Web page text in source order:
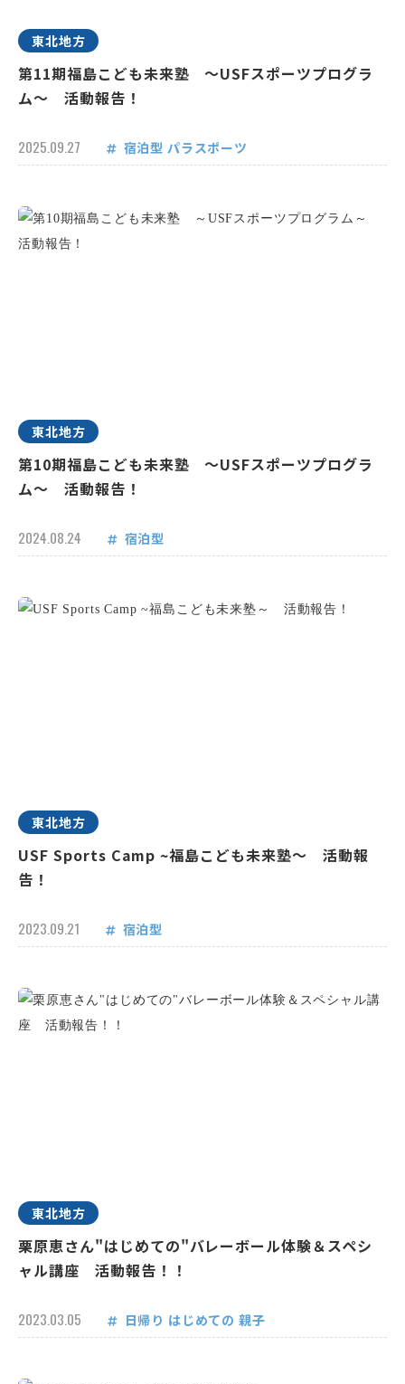
東北地方
第11期福島こども未来塾 ～USFスポーツプログラ
ム～ 活動報告！
2025.09.27 宿泊型 パラスポーツ
東北地方
第10期福島こども未来塾 ～USFスポーツプログラ
ム～ 活動報告！
2024.08.24 宿泊型
東北地方
USF Sports Camp ~福島こども未来塾～ 活動報
告！
2023.09.21 宿泊型
東北地方
栗原恵さん"はじめての"バレーボール体験＆スペシ
ャル講座 活動報告！！
2023.03.05 日帰り はじめての 親子